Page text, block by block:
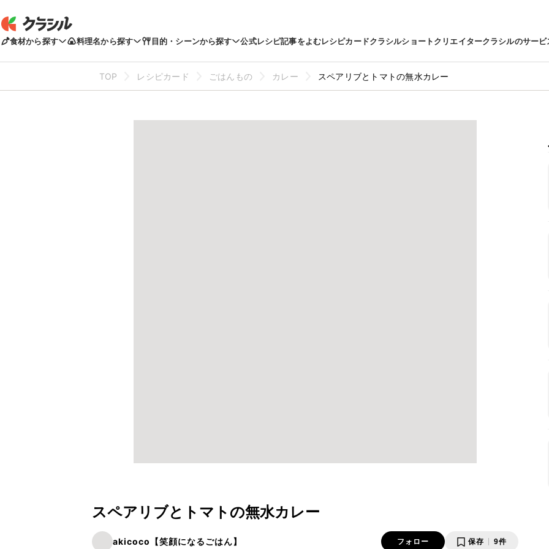
食材から探す 料理名から探す 目的・シーンから探す 公式レシピ記事をよむレシピカードクラシルショートクリエイタークラシルのサービ
TOP レシピカード ごはんもの カレー スペアリブとトマトの無水カレー
スペアリブとトマトの無水カレー
akicoco【笑顔になるごはん】 フォロー 保存 9件